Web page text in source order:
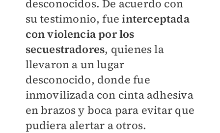
desconocidos. De acuerdo con
su testimonio, fueinterceptada
con violencia por los
secuestradores, quienes la
llevaron a un lugar
desconocido, donde fue
inmovilizada con cinta adhesiva
en brazos y boca para evitar que
pudiera alertar a otros.